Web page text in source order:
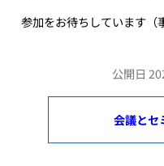
参加をお待ちしています（
公開日
会議とセ